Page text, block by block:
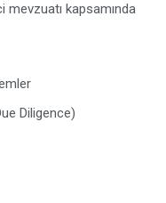
kapsamında
Diligence)